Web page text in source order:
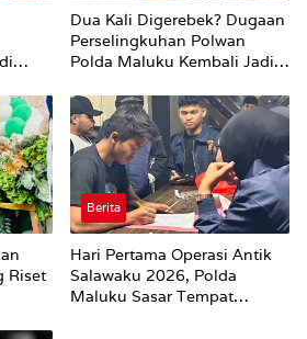
Dua Kali Digerebek? Dugaan
Perselingkuhan Polwan
Polda Maluku Kembali Jadi
Riset
Berita
Hari Pertama Operasi Antik
Salawaku 2026, Polda
Maluku Sasar Tempat